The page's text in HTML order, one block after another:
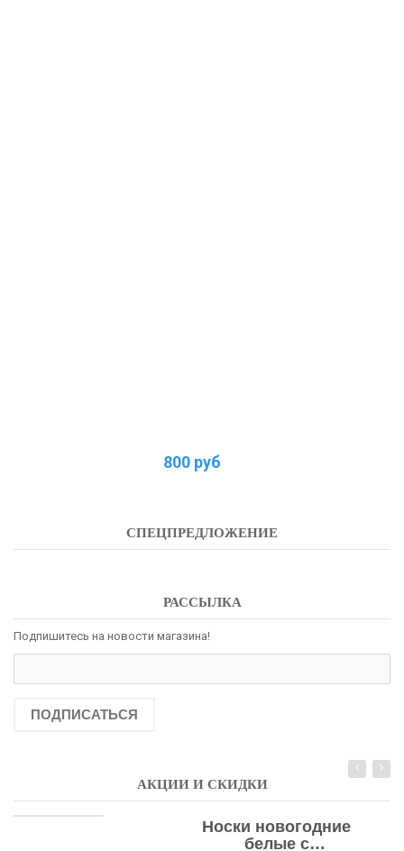
800 руб
СПЕЦПРЕДЛОЖЕНИЕ
РАССЫЛКА
Подпишитесь на новости магазина!
ПОДПИСАТЬСЯ
АКЦИИ И СКИДКИ
Носки новогодние
белые с